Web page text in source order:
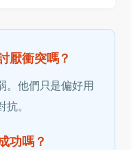
厭衝突嗎？
。他們只是偏好用
。
功嗎？